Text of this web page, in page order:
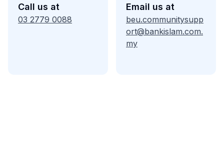
Call us at
03 2779 0088
Email us at
beu.communitysupp
ort@bankislam.com.
my